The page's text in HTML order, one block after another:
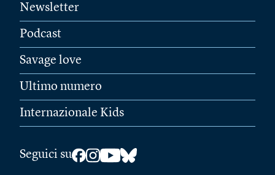
Newsletter
Podcast
Savage love
Ultimo numero
Internazionale Kids
Seguici su